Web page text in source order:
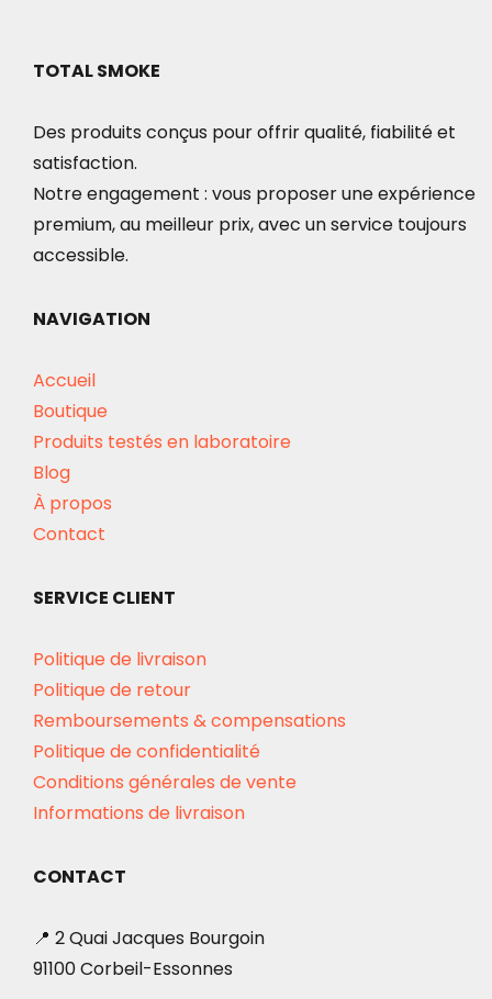
TOTAL SMOKE
Des produits conçus pour offrir qualité, fiabilité et
satisfaction.
Notre engagement : vous proposer une expérience
premium, au meilleur prix, avec un service toujours
accessible.
NAVIGATION
Accueil
Boutique
Produits testés en laboratoire
Blog
À propos
Contact
SERVICE CLIENT
Politique de livraison
Politique de retour
Remboursements & compensations
Politique de confidentialité
Conditions générales de vente
Informations de livraison
CONTACT
📍 2 Quai Jacques Bourgoin
91100 Corbeil-Essonnes